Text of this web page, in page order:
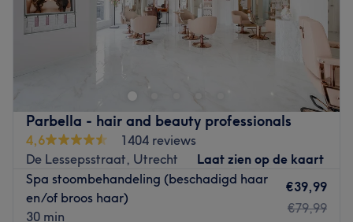
Parbella - hair and beauty professionals
4,6
1404 reviews
De Lessepsstraat, Utrecht
Laat zien op de kaart
Spa stoombehandeling (beschadigd haar
en/of broos haar)
30 min
€39,99
€79,99